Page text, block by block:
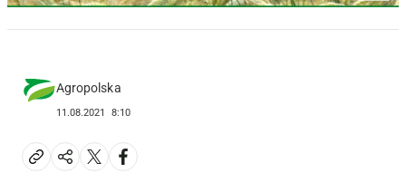
Agropolska
11.08.2021 8:10